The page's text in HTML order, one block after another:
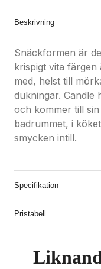
Beskrivning
Snäckformen är
krispigt vita
med, helst till
dukningar. Candle
och kommer till
badrummet, i
smycken intill.
Specifikation
Pristabell